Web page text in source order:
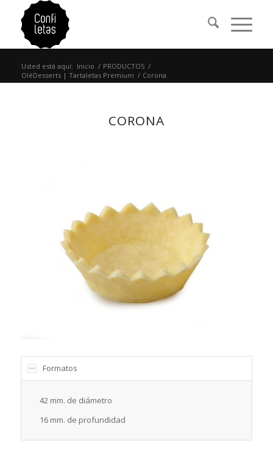
Usted está aquí: Inicio / PRODUCTOS /
OléDesserts | Tartaletas Premium / Corona
CORONA
Formatos
42 mm. de diámetro
16 mm. de profundidad